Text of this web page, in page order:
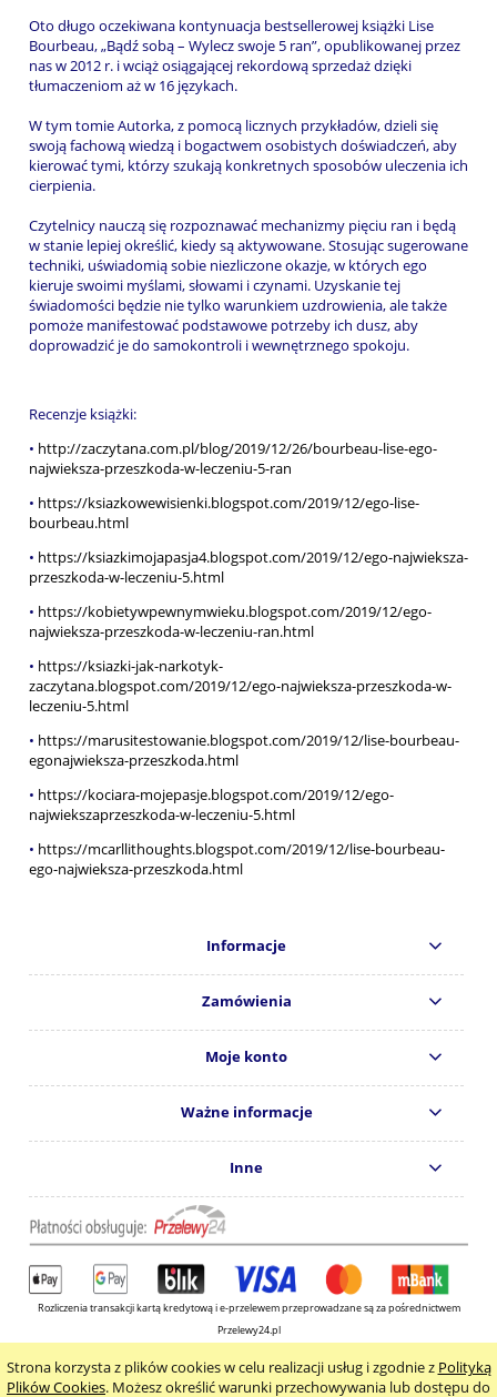
Strona korzysta z plików cookies w celu realizacji usług i zgodnie z Polityką
Plików Cookies. Możesz określić warunki przechowywania lub dostępu do
Oto długo oczekiwana kontynuacja bestsellerowej książki Lise
Bourbeau, „Bądź sobą – Wylecz swoje 5 ran”, opublikowanej przez
nas w 2012 r. i wciąż osiągającej rekordową sprzedaż dzięki
tłumaczeniom aż w 16 językach.
W tym tomie Autorka, z pomocą licznych przykładów, dzieli się
swoją fachową wiedzą i bogactwem osobistych doświadczeń, aby
kierować tymi, którzy szukają konkretnych sposobów uleczenia ich
cierpienia.
Czytelnicy nauczą się rozpoznawać mechanizmy pięciu ran i będą
w stanie lepiej określić, kiedy są aktywowane. Stosując sugerowane
techniki, uświadomią sobie niezliczone okazje, w których ego
kieruje swoimi myślami, słowami i czynami. Uzyskanie tej
świadomości będzie nie tylko warunkiem uzdrowienia, ale także
pomoże manifestować podstawowe potrzeby ich dusz, aby
doprowadzić je do samokontroli i wewnętrznego spokoju.
Recenzje książki:
• http://zaczytana.com.pl/blog/2019/12/26/bourbeau-lise-ego-
najwieksza-przeszkoda-w-leczeniu-5-ran
• https://ksiazkowewisienki.blogspot.com/2019/12/ego-lise-
bourbeau.html
• https://ksiazkimojapasja4.blogspot.com/2019/12/ego-najwieksza-
przeszkoda-w-leczeniu-5.html
• https://kobietywpewnymwieku.blogspot.com/2019/12/ego-
najwieksza-przeszkoda-w-leczeniu-ran.html
• https://ksiazki-jak-narkotyk-
zaczytana.blogspot.com/2019/12/ego-najwieksza-przeszkoda-w-
leczeniu-5.html
• https://marusitestowanie.blogspot.com/2019/12/lise-bourbeau-
egonajwieksza-przeszkoda.html
• https://kociara-mojepasje.blogspot.com/2019/12/ego-
najwiekszaprzeszkoda-w-leczeniu-5.html
• https://mcarllithoughts.blogspot.com/2019/12/lise-bourbeau-
ego-najwieksza-przeszkoda.html
Informacje
Zamówienia
Moje konto
Ważne informacje
Inne
Rozliczenia transakcji kartą kredytową i e-przelewem przeprowadzane są za pośrednictwem
Przelewy24.pl
pokaż pełną wersję strony